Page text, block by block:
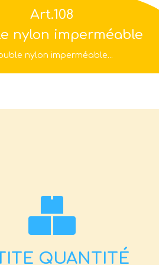
Art.108
nylon imperméable
nylon imperméable...
QUANTITÉ